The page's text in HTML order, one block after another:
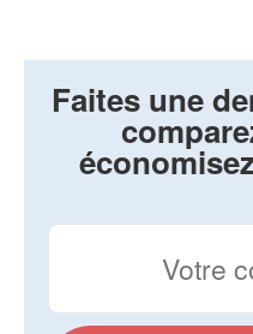
Faites une